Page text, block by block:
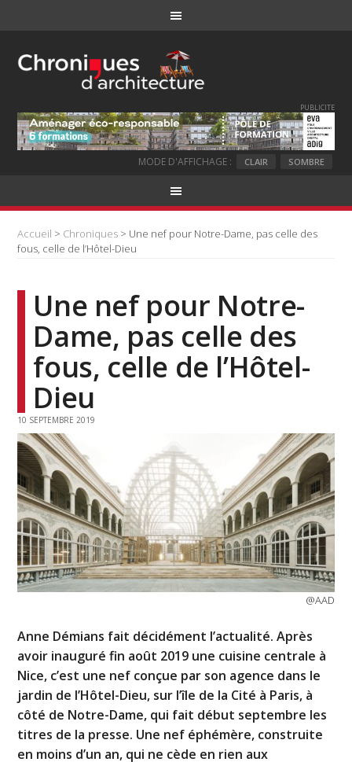
PUBLICITE
MODE D'AFFICHAGE : CLAIR SOMBRE
Accueil > Chroniques > Une nef pour Notre-Dame, pas celle des
fous, celle de l’Hôtel-Dieu
Une nef pour Notre-
Dame, pas celle des
fous, celle de l’Hôtel-
Dieu
10 SEPTEMBRE 2019
@AAD
Anne Démians fait décidément l’actualité. Après
avoir inauguré fin août 2019 une cuisine centrale à
Nice, c’est une nef conçue par son agence dans le
jardin de l’Hôtel-Dieu, sur l’île de la Cité à Paris, à
côté de Notre-Dame, qui fait début septembre les
titres de la presse. Une nef éphémère, construite
en moins d’un an, qui ne cède en rien aux